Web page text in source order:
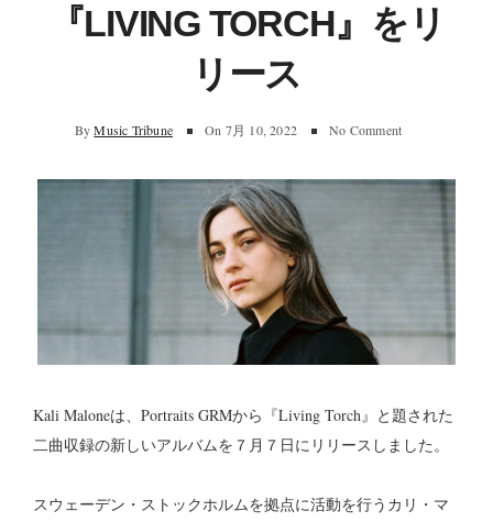
『LIVING TORCH』をリ
リース
By Music Tribune On 7月 10, 2022 No Comment
Kali Maloneは、Portraits GRMから『Living Torch』と題された
二曲収録の新しいアルバムを７月７日にリリースしました。
スウェーデン・ストックホルムを拠点に活動を行うカリ・マ